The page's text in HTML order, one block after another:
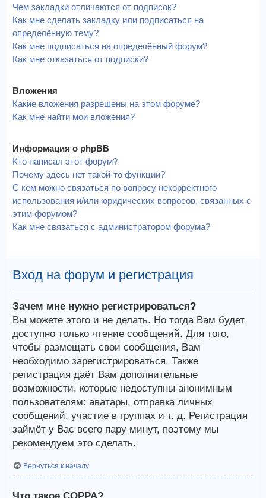
Чем закладки отличаются от подписок?
Как мне сделать закладку или подписаться на
определённую тему?
Как мне подписаться на определённый форум?
Как мне отказаться от подписки?
Вложения
Какие вложения разрешены на этом форуме?
Как мне найти мои вложения?
Информация о phpBB
Кто написал этот форум?
Почему здесь нет такой-то функции?
С кем можно связаться по вопросу некорректного
использования и/или юридических вопросов, связанных с
этим форумом?
Как мне связаться с администратором форума?
Вход на форум и регистрация
Зачем мне нужно регистрироваться?
Вы можете этого и не делать. Но тогда Вам будет
доступно только чтение сообщений. Для того,
чтобы размещать свои сообщения, Вам
необходимо зарегистрироваться. Также
регистрация даёт Вам дополнительные
возможности, которые недоступны анонимным
пользователям: аватары, отправка личных
сообщений, участие в группах и т. д. Регистрация
займёт у Вас всего пару минут, поэтому мы
рекомендуем это сделать.
Вернуться к началу